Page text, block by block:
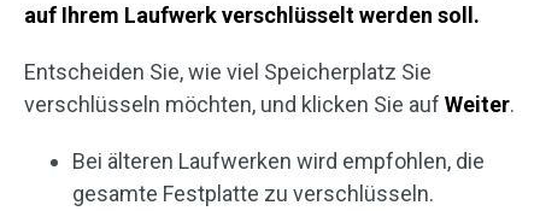
auf Ihrem Laufwerk verschlüsselt werden soll.
Entscheiden Sie, wie viel Speicherplatz Sie
verschlüsseln möchten, und klicken Sie auf Weiter.
Bei älteren Laufwerken wird empfohlen, die
gesamte Festplatte zu verschlüsseln.